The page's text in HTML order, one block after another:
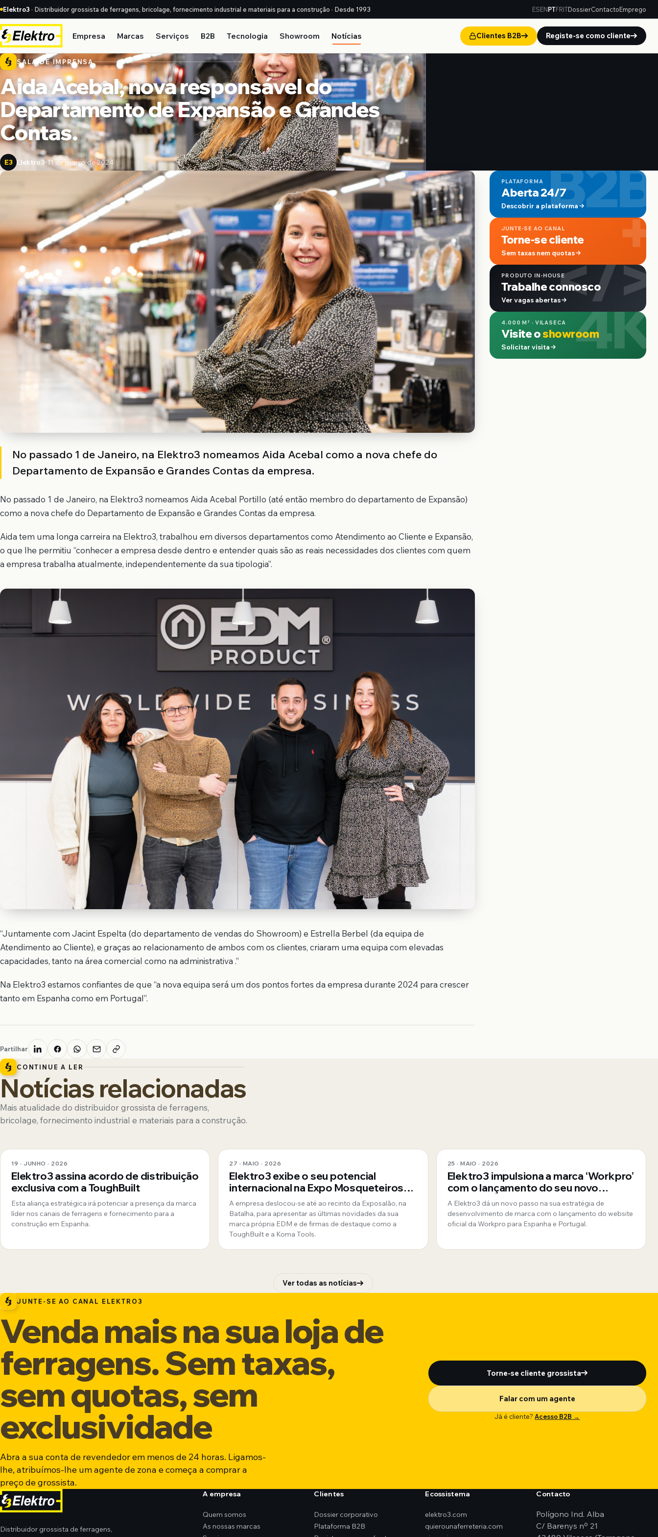
Elektro3 · Distribuidor grossista de ferragens, bricolage, fornecimento industrial e materiais para a construção · Desde 1993 ESENPTFRITDossierContactoEmprego
Empresa Marcas Serviços B2B Tecnologia Showroom Notícias Clientes B2B Registe-se como cliente
SALA DE IMPRENSA
Aida Acebal, nova responsável do
Departamento de Expansão e Grandes
Contas.
E3 Elektro3 11 de março de 2024
No passado 1 de Janeiro, na Elektro3 nomeamos Aida Acebal como a nova chefe do
Departamento de Expansão e Grandes Contas da empresa.
No passado 1 de Janeiro, na Elektro3 nomeamos Aida Acebal Portillo (até então membro do departamento de Expansão)
como a nova chefe do Departamento de Expansão e Grandes Contas da empresa.
Aida tem uma longa carreira na Elektro3, trabalhou em diversos departamentos como Atendimento ao Cliente e Expansão,
o que lhe permitiu “conhecer a empresa desde dentro e entender quais são as reais necessidades dos clientes com quem
a empresa trabalha atualmente, independentemente da sua tipologia”.
“Juntamente com Jacint Espelta (do departamento de vendas do Showroom) e Estrella Berbel (da equipa de
Atendimento ao Cliente), e graças ao relacionamento de ambos com os clientes, criaram uma equipa com elevadas
capacidades, tanto na área comercial como na administrativa .”
Na Elektro3 estamos confiantes de que “a nova equipa será um dos pontos fortes da empresa durante 2024 para crescer
tanto em Espanha como em Portugal”.
Partilhar
B2B
PLATAFORMA
Aberta 24/7
Descobrir a plataforma +
JUNTE-SE AO CANAL
Torne-se cliente
Sem taxas nem quotas</>
PRODUTO IN-HOUSE
Trabalhe connosco
Ver vagas abertas 4K
4.000 M² · VILASECA
Visite oshowroom
Solicitar visita
CONTINUE A LER
Notícias relacionadas
Mais atualidade do distribuidor grossista de ferragens,
bricolage, fornecimento industrial e materiais para a construção.
19 · JUNHO · 2026
Elektro3 assina acordo de distribuição
exclusiva com a ToughBuilt
Esta aliança estratégica irá potenciar a presença da marca
líder nos canais de ferragens e fornecimento para a
construção em Espanha.
27 · MAIO · 2026
Elektro3 exibe o seu potencial
internacional na Expo Mosqueteiros
em Portugal
A empresa deslocou-se até ao recinto da Exposalão, na
Batalha, para apresentar as últimas novidades da sua
marca própria EDM e de firmas de destaque como a
ToughBuilt e a Koma Tools.
25 · MAIO · 2026
Elektro3 impulsiona a marca ‘Workpro’
com o lançamento do seu novo
website oficial para Espanha e
Portugal
A Elektro3 dá un novo passo na sua estratégia de
desenvolvimento de marca com o lançamento do website
oficial da Workpro para Espanha e Portugal.
Ver todas as notícias
JUNTE-SE AO CANAL ELEKTRO3
Venda mais na sua loja de
ferragens. Sem taxas,
sem quotas, sem
exclusividade
Abra a sua conta de revendedor em menos de 24 horas. Ligamos-
lhe, atribuímos-lhe um agente de zona e começa a comprar a
preço de grossista.
Torne-se cliente grossista
Falar com um agente
Já é cliente?Acesso B2B →
Distribuidor grossista de ferragens,
A empresa
Quem somos
As nossas marcas
Clientes
Dossier corporativo
Plataforma B2B
Ecossistema
elektro3.com
quierounaferreteria.com
Contacto
Polígono Ind. Alba
C/ Barenys nº 21